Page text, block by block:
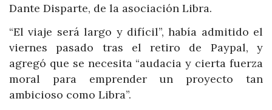
Dante Disparte, de la asociación Libra.
“El viaje será largo y difícil”, había admitido el
viernes pasado tras el retiro de Paypal, y
agregó que se necesita “audacia y cierta fuerza
moral para emprender un proyecto tan
ambicioso como Libra”.